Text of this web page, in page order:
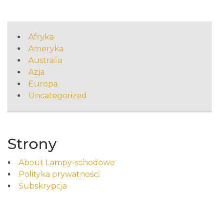
Afryka
Ameryka
Australia
Azja
Europa
Uncategorized
Strony
About Lampy-schodowe
Polityka prywatności
Subskrypcja